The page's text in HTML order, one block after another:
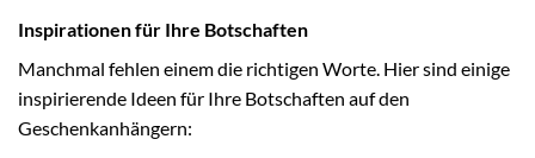
Inspirationen für Ihre Botschaften
Manchmal fehlen einem die richtigen Worte. Hier sind einige
inspirierende Ideen für Ihre Botschaften auf den
Geschenkanhängern: